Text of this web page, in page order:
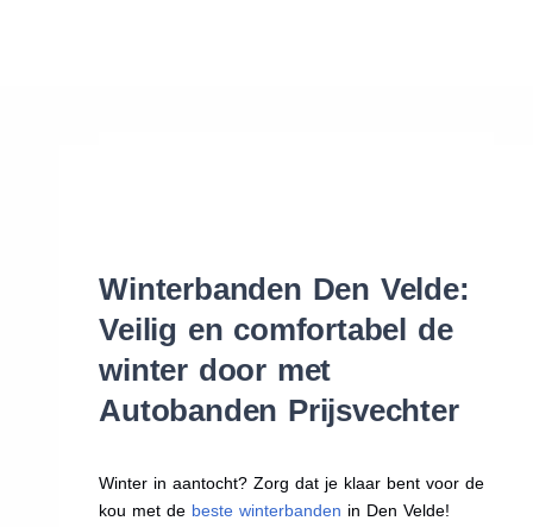
Winterbanden Den Velde:
Veilig en comfortabel de
winter door met
Autobanden Prijsvechter
Winter in aantocht? Zorg dat je klaar bent voor de
kou met de beste winterbanden in Den Velde!